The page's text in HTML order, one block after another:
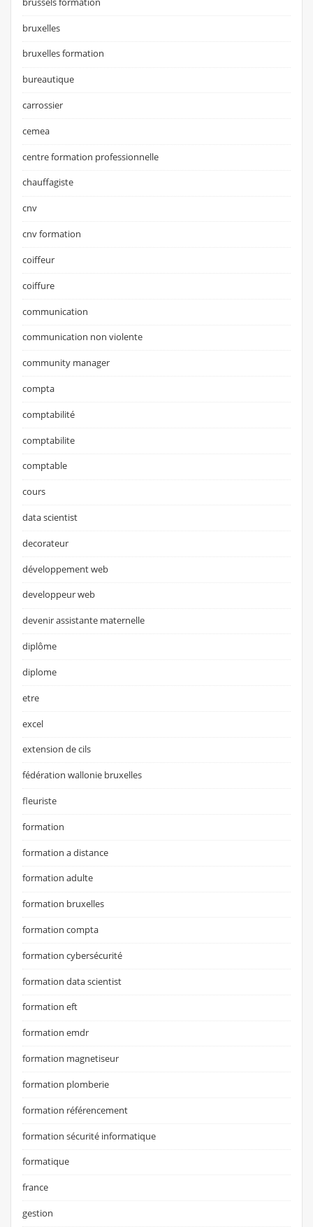
bruxelles
bruxelles formation
bureautique
carrossier
cemea
centre formation professionnelle
chauffagiste
cnv
cnv formation
coiffeur
coiffure
communication
communication non violente
community manager
compta
comptabilité
comptabilite
comptable
cours
data scientist
decorateur
développement web
developpeur web
devenir assistante maternelle
diplôme
diplome
etre
excel
extension de cils
fédération wallonie bruxelles
fleuriste
formation
formation a distance
formation adulte
formation bruxelles
formation compta
formation cybersécurité
formation data scientist
formation eft
formation emdr
formation magnetiseur
formation plomberie
formation référencement
formation sécurité informatique
formatique
france
gestion